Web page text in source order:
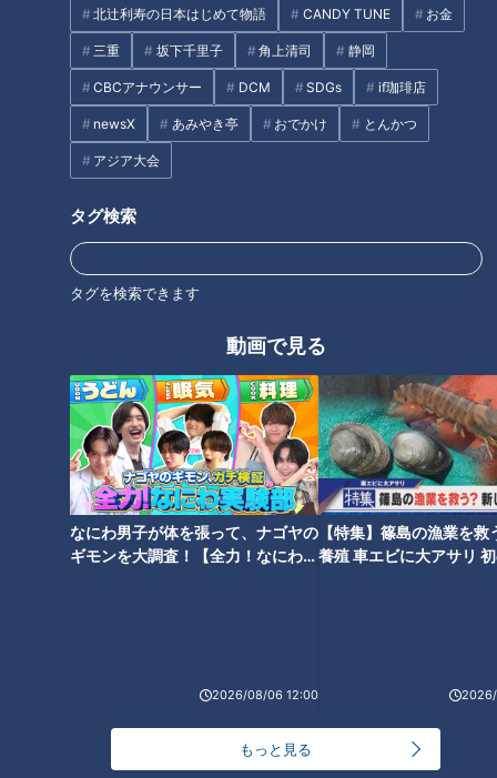
北辻利寿の日本はじめて物語 CANDY TUNE お金
三重 坂下千里子 角上清司 静岡
CBCアナウンサー DCM SDGs if珈琲店
newsX あみやき亭 おでかけ とんかつ
アジア大会
タグ検索
タグを検索できます
動画で見る
なにわ男子が体を張って、ナゴヤの
ギモンを大調査！【全力！なにわ実
2026/08/06 12:00
【特集】篠島の漁業を救
養殖 車エビに大アサリ
もっと見る
CBCテレビ：画像 『チャント！』
（マジカル・尾崎裕介代表）
「今は新型コロナのこともあり、対面を嫌がるお客様がゼロで
ができれば面白いかなと（始めた）」
ケーキの自動販売機を導入したのは11月9日から。マジカルで
は「ケーキを遠くへ持ち運びたい」という購入者のニーズに応
え、10年以上前から冷凍販売を行っていたため、解凍してもお
いしいケーキを作るためのノウハウは整っていました。そのた
め、自動販売機の導入もすぐに受け入れてもらえたとのこと。